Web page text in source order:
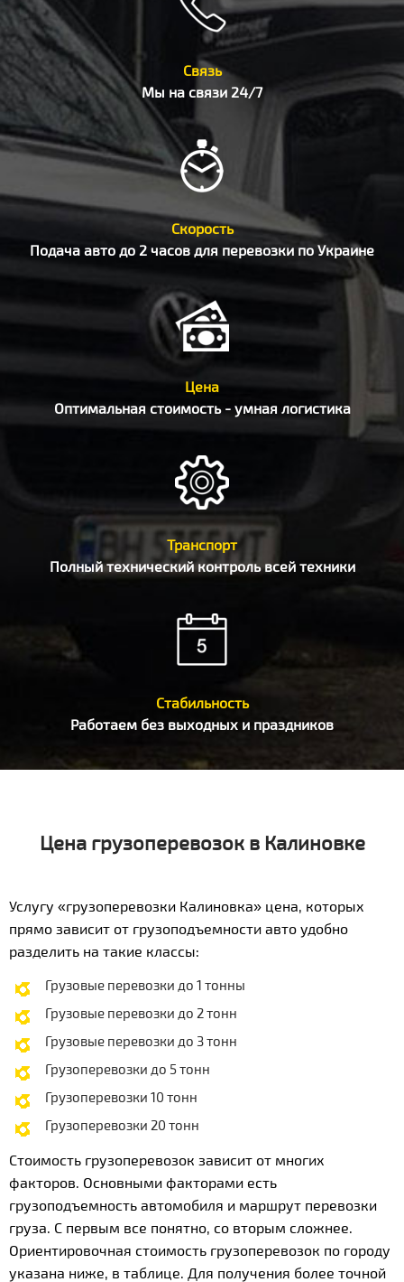
Связь
Мы на связи 24/7
Скорость
Подача авто до 2 часов для перевозки по Украине
Цена
Оптимальная стоимость - умная логистика
Транспорт
Полный технический контроль всей техники
Стабильность
Работаем без выходных и праздников
Цена грузоперевозок в Калиновке
Услугу «грузоперевозки Калиновка» цена, которых
прямо зависит от грузоподъемности авто удобно
разделить на такие классы:
Грузовые перевозки до 1 тонны
Грузовые перевозки до 2 тонн
Грузовые перевозки до 3 тонн
Грузоперевозки до 5 тонн
Грузоперевозки 10 тонн
Грузоперевозки 20 тонн
Стоимость грузоперевозок зависит от многих
факторов. Основными факторами есть
грузоподъемность автомобиля и маршрут перевозки
груза. С первым все понятно, со вторым сложнее.
Ориентировочная стоимость грузоперевозок по городу
указана ниже, в таблице. Для получения более точной